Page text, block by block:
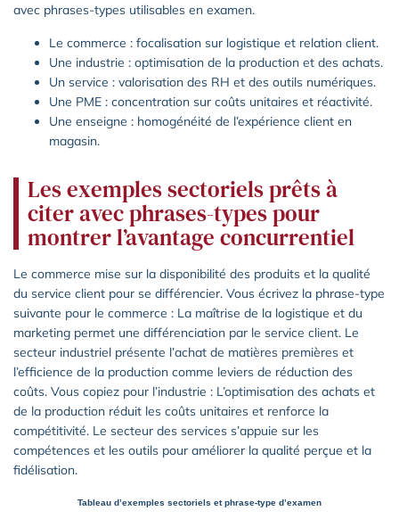
avec phrases-types utilisables en examen.
Le commerce : focalisation sur logistique et relation client.
Une industrie : optimisation de la production et des achats.
Un service : valorisation des RH et des outils numériques.
Une PME : concentration sur coûts unitaires et réactivité.
Une enseigne : homogénéité de l’expérience client en
magasin.
Les exemples sectoriels prêts à
citer avec phrases-types pour
montrer l’avantage concurrentiel
Le commerce mise sur la disponibilité des produits et la qualité
du service client pour se différencier. Vous écrivez la phrase-type
suivante pour le commerce : La maîtrise de la logistique et du
marketing permet une différenciation par le service client. Le
secteur industriel présente l’achat de matières premières et
l’efficience de la production comme leviers de réduction des
coûts. Vous copiez pour l’industrie : L’optimisation des achats et
de la production réduit les coûts unitaires et renforce la
compétitivité. Le secteur des services s’appuie sur les
compétences et les outils pour améliorer la qualité perçue et la
fidélisation.
Tableau d’exemples sectoriels et phrase-type d’examen